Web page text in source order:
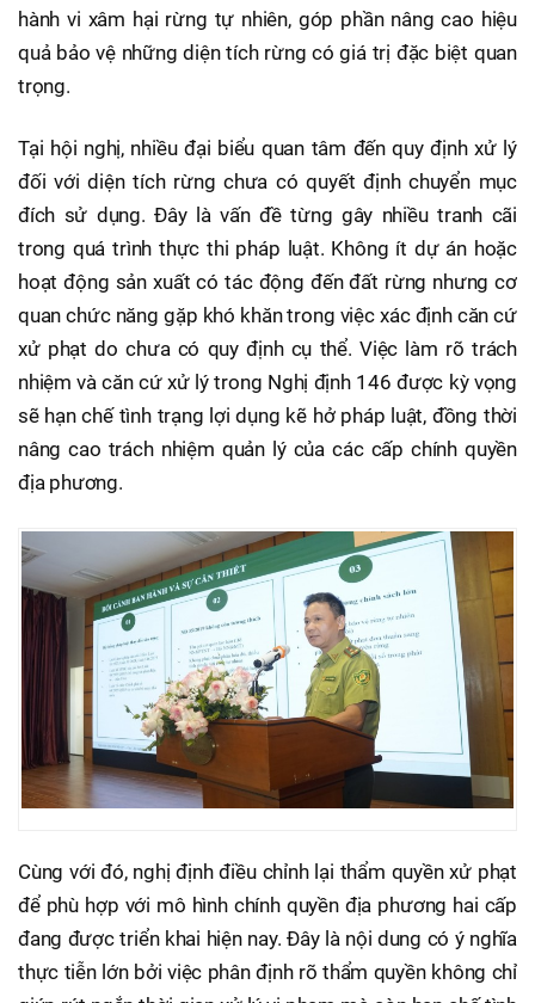
hành vi xâm hại rừng tự nhiên, góp phần nâng cao hiệu
quả bảo vệ những diện tích rừng có giá trị đặc biệt quan
trọng.
Tại hội nghị, nhiều đại biểu quan tâm đến quy định xử lý
đối với diện tích rừng chưa có quyết định chuyển mục
đích sử dụng. Đây là vấn đề từng gây nhiều tranh cãi
trong quá trình thực thi pháp luật. Không ít dự án hoặc
hoạt động sản xuất có tác động đến đất rừng nhưng cơ
quan chức năng gặp khó khăn trong việc xác định căn cứ
xử phạt do chưa có quy định cụ thể. Việc làm rõ trách
nhiệm và căn cứ xử lý trong Nghị định 146 được kỳ vọng
sẽ hạn chế tình trạng lợi dụng kẽ hở pháp luật, đồng thời
nâng cao trách nhiệm quản lý của các cấp chính quyền
địa phương.
Cùng với đó, nghị định điều chỉnh lại thẩm quyền xử phạt
để phù hợp với mô hình chính quyền địa phương hai cấp
đang được triển khai hiện nay. Đây là nội dung có ý nghĩa
thực tiễn lớn bởi việc phân định rõ thẩm quyền không chỉ